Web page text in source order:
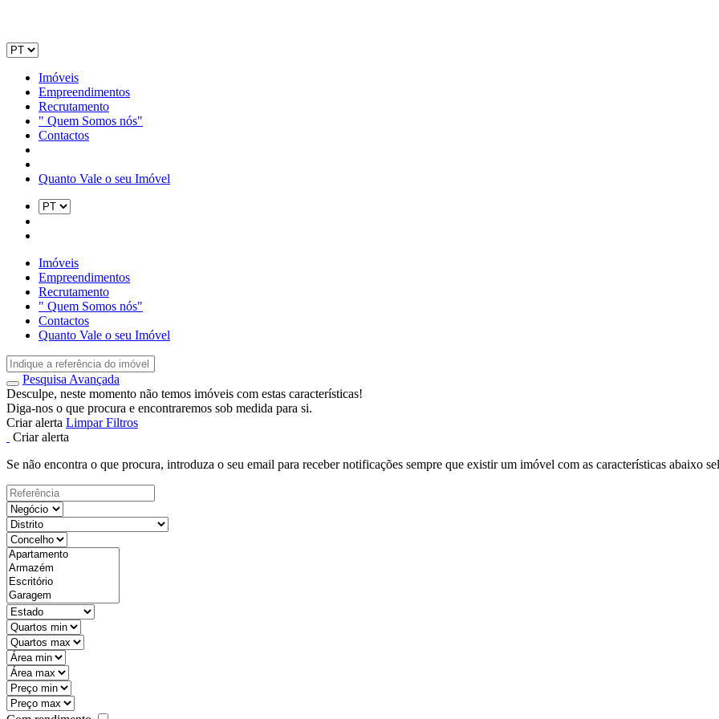
Imóveis
Empreendimentos
Recrutamento
" Quem Somos nós"
Contactos
Quanto Vale o seu Imóvel
Imóveis
Empreendimentos
Recrutamento
" Quem Somos nós"
Contactos
Quanto Vale o seu Imóvel
Pesquisa Avançada
Desculpe, neste momento não temos imóveis com estas características!
Diga-nos o que procura e encontraremos sob medida para si.
Criar alerta Limpar Filtros
Criar alerta
Se não encontra o que procura, introduza o seu email para receber notificações sempre que existir um imóvel com as características abaixo